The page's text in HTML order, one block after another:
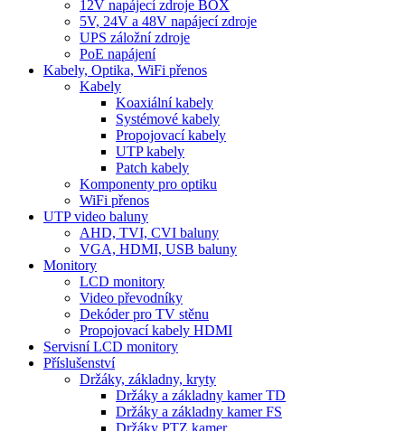
12V napájecí zdroje BOX
5V, 24V a 48V napájecí zdroje
UPS záložní zdroje
PoE napájení
Kabely, Optika, WiFi přenos
Kabely
Koaxiální kabely
Systémové kabely
Propojovací kabely
UTP kabely
Patch kabely
Komponenty pro optiku
WiFi přenos
UTP video baluny
AHD, TVI, CVI baluny
VGA, HDMI, USB baluny
Monitory
LCD monitory
Video převodníky
Dekóder pro TV stěnu
Propojovací kabely HDMI
Servisní LCD monitory
Příslušenství
Držáky, základny, kryty
Držáky a základny kamer TD
Držáky a základny kamer FS